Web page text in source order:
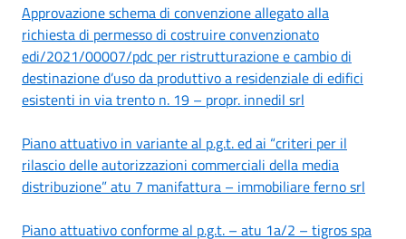
Approvazione schema di convenzione allegato alla
richiesta di permesso di costruire convenzionato
edi/2021/00007/pdc per ristrutturazione e cambio di
destinazione d’uso da produttivo a residenziale di edifici
esistenti in via trento n. 19 – propr. innedil srl
Piano attuativo in variante al p.g.t. ed ai “criteri per il
rilascio delle autorizzazioni commerciali della media
distribuzione” atu 7 manifattura – immobiliare ferno srl
Piano attuativo conforme al p.g.t. – atu 1a/2 – tigros spa